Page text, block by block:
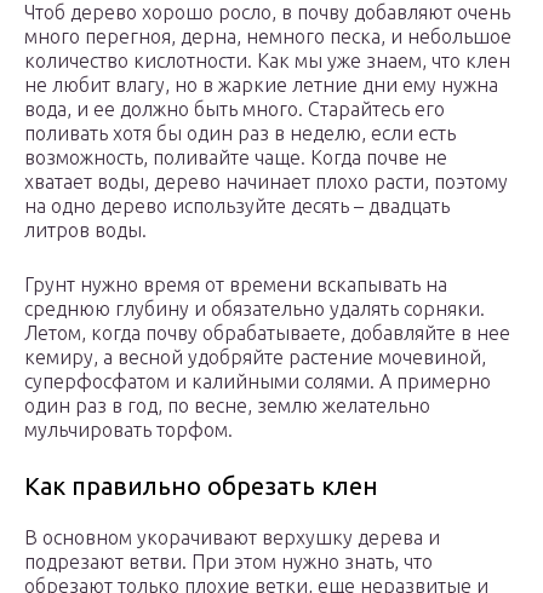
Чтоб дерево хорошо росло, в почву добавляют очень
много перегноя, дерна, немного песка, и небольшое
количество кислотности. Как мы уже знаем, что клен
не любит влагу, но в жаркие летние дни ему нужна
вода, и ее должно быть много. Старайтесь его
поливать хотя бы один раз в неделю, если есть
возможность, поливайте чаще. Когда почве не
хватает воды, дерево начинает плохо расти, поэтому
на одно дерево используйте десять – двадцать
литров воды.
Грунт нужно время от времени вскапывать на
среднюю глубину и обязательно удалять сорняки.
Летом, когда почву обрабатываете, добавляйте в нее
кемиру, а весной удобряйте растение мочевиной,
суперфосфатом и калийными солями. А примерно
один раз в год, по весне, землю желательно
мульчировать торфом.
Как правильно обрезать клен
В основном укорачивают верхушку дерева и
подрезают ветви. При этом нужно знать, что
обрезают только плохие ветки, еще неразвитые и